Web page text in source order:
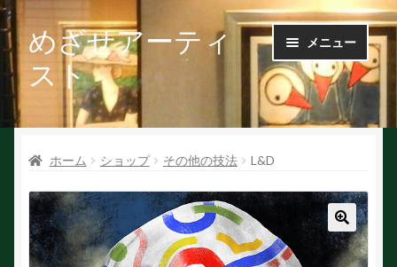
ナ
ビ
ゲ
ン
へ
ス
キ
ッ
コ
ン
テ
ス
キ
ッ
プ
めざせアーティ
スト
メニュー
Ｑ＆Ａ
お問い合せ
会社概要
作家で探す
ホーム ショップ その他の技法 L&D
🔍